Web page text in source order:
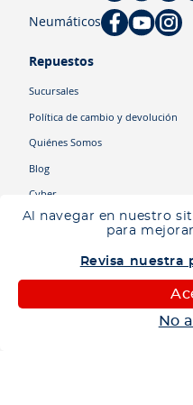
Al navegar en nuestro
para
Revisa nuestra
No
Neumáticos
Repuestos
Sucursales
Política de cambio y devolución
Quiénes Somos
Blog
Cyber